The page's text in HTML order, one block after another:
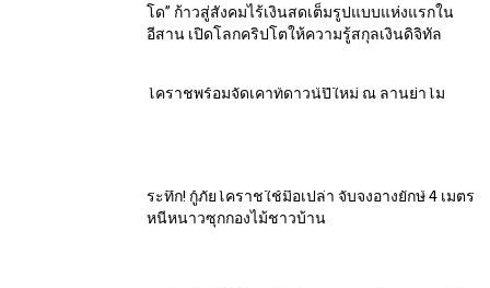
โด” ก้าวสู่สังคมไร้เงินสดเต็มรูปแบบแห่งแรกใน
อีสาน เปิดโลกคริปโตให้ความรู้สกุลเงินดิจิทัล
โคราชพร้อมจัดเคาท์ดาวน์ปีใหม่ ณ ลานย่าโม
ระทึก! กู้ภัยโคราชใช้มือเปล่า จับจงอางยักษ์ 4 เมตร
หนีหนาวซุกกองไม้ชาวบ้าน